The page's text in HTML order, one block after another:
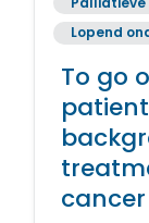
Lopend
To go